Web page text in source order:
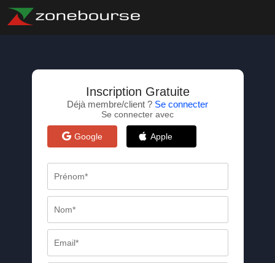
Inscription Gratuite
Déjà membre/client ? Se connecter
Se connecter avec
Google Apple